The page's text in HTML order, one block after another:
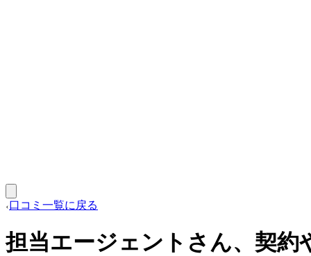
口コミ一覧に戻る
担当エージェントさん、契